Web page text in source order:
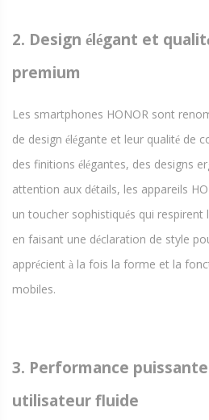
2. Design élégant et qualit
premium
Les smartphones HONOR sont
de design élégante et leur qualité de
des finitions élégantes, des designs
attention aux détails, les appareils
un toucher sophistiqués qui respirent
en faisant une déclaration de style
apprécient à la fois la forme et la
mobiles.
3. Performance
utilisateur fluide